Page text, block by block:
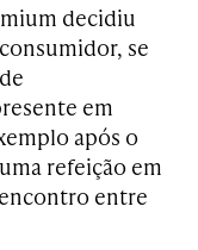
decidiu
se
em
após o
refeição em
entre